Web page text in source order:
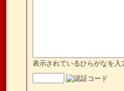
表示されているひらがなを入